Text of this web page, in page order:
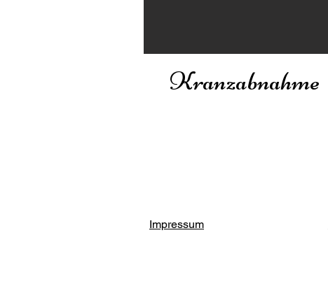
Kranzabnahme
Impressum